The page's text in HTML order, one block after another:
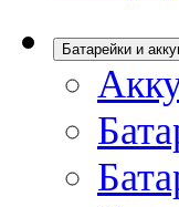
Батарейки и